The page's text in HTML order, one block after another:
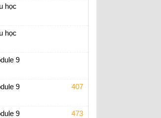
học
9 Tiểu học
học
9 Tiểu học
9
9 Tiểu Học
9
407
9 Tiểu Học
9
473